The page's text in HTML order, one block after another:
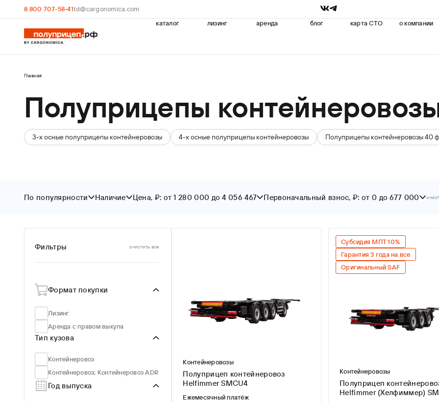
8 800 707-58-41td@cargonomica.com
каталог
лизинг аренда блог карта СТО о компании
Главная
Полуприцепы
3-х осные полуприцепы контейнеровозы 4-х осные полуприцепы контейнеровозы Полуприцепы контейнеровозы 40
По популярности
По новизне
Цена ↓
Наличие Цена, ₽: от 1 280 000 до 4 056 467 Первоначальный взнос, ₽: от 0 до 677 000
Фильтры очистить все
Формат покупки
Лизинг
Аренда с правом выкупа
Тип кузова
Контейнеровоз
Контейнеровоз; Контейнеровоз ADR
Год выпуска
Контейнеровозы
Полуприцеп контейнеровоз
Helfimmer SMCU4
Ежемесячный платёж
Субсидия МПТ 10%
Гарантия 3 года на все
Оригинальный SAF
Контейнеровозы
Полуприцеп
Helfimmer (Хелфиммер)